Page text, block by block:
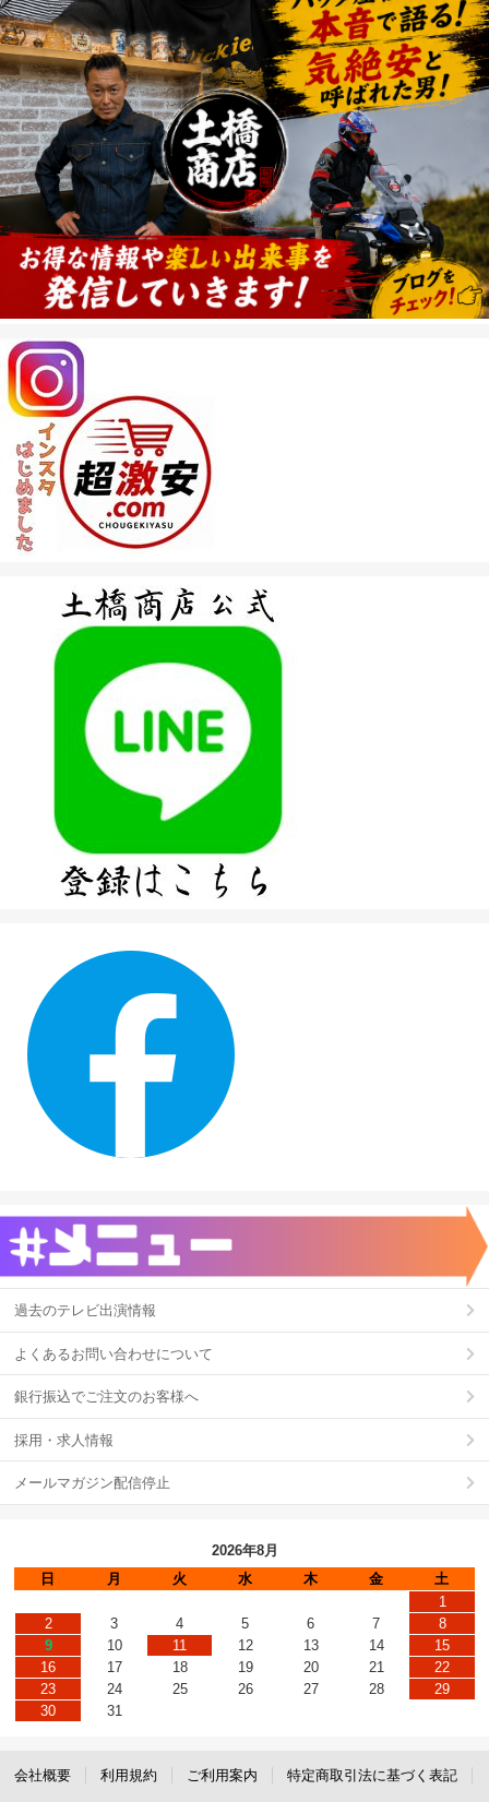
過去のテレビ出演情報
よくあるお問い合わせについて
銀行振込でご注文のお客様へ
採用・求人情報
メールマガジン配信停止
2026年8月
日
月 火 水 木 金
土
1
2
3 4 5 6 7
8
9
10 11 12 13 14
15
16
17 18 19 20 21
22
23
24 25 26 27 28
29
30
31
会社概要 利用規約 ご利用案内 特定商取引法に基づく表記